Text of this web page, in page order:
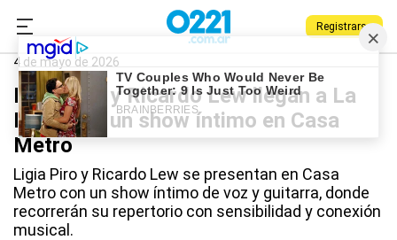
Registrarse
0221.com.ar
La Plata
4 de mayo de 2026
Ligia Piro y Ricardo Lew llegan a La
Plata con un show íntimo en Casa
Metro
Ligia Piro y Ricardo Lew se presentan en Casa
Metro con un show íntimo de voz y guitarra, donde
recorrerán su repertorio con sensibilidad y conexión
musical.